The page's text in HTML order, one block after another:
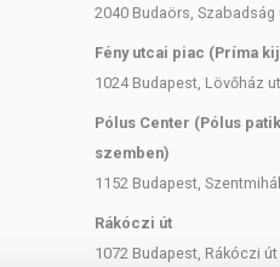
2040 Budaörs, Szabadság
Fény utcai piac (Príma
1024 Budapest, Lövőház
Pólus Center (Pólus
szemben)
1152 Budapest,
Rákóczi út
1072 Budapest, Rákóczi út